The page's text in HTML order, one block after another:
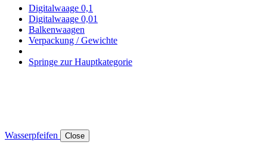
Digitalwaage 0,1
Digitalwaage 0,01
Balkenwaagen
Verpackung / Gewichte
Springe zur Hauptkategorie
Wasserpfeifen Close